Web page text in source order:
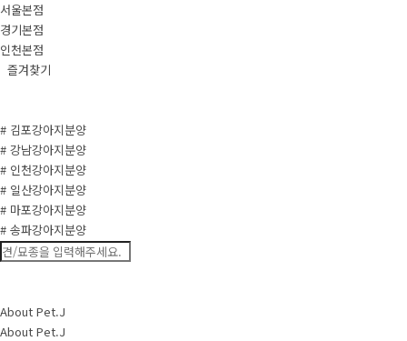
서울본점
경기본점
인천본점
즐겨찾기
# 김포강아지분양
# 강남강아지분양
# 인천강아지분양
# 일산강아지분양
# 마포강아지분양
# 송파강아지분양
About Pet.J
About Pet.J